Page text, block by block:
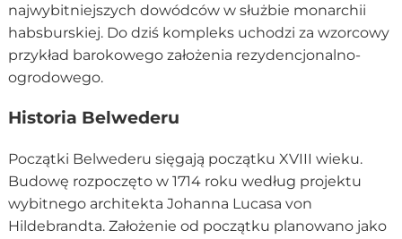
najwybitniejszych dowódców w służbie monarchii
habsburskiej. Do dziś kompleks uchodzi za wzorcowy
przykład barokowego założenia rezydencjonalno-
ogrodowego.
Historia Belwederu
Początki Belwederu sięgają początku XVIII wieku.
Budowę rozpoczęto w 1714 roku według projektu
wybitnego architekta Johanna Lucasa von
Hildebrandta. Założenie od początku planowano jako